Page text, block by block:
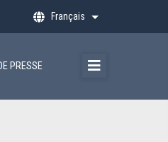
Français Lister les actions
PRESSE